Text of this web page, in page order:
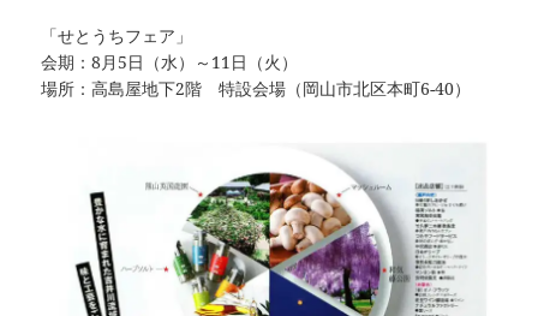
「せとうちフェア」
会期：8月5日（水）～11日（火）
場所：高島屋地下2階 特設会場（岡山市北区本町6-40）